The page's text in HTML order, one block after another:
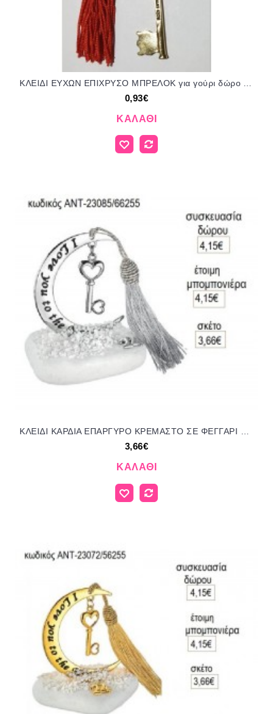
ΚΛΕΙΔΙ ΕΥΧΩΝ ΕΠΙΧΡΥΣΟ ΜΠΡΕΛΟΚ για γούρι δώρο ΑΝΑ-41055/45068 0.93€!!!
0,93€
ΚΑΛΆΘΙ
ΚΛΕΙΔΙ ΚΑΡΔΙΑ ΕΠΑΡΓΥΡΟ ΚΡΕΜΑΣΤΟ ΣΕ ΦΕΓΓΑΡΙ ΠΑΝΩ ΣΕ ΒΟΤΣΑΛΟ για γούρι δώρο ΑΝΤ-23085/66255 3.66€!!!
3,66€
ΚΑΛΆΘΙ